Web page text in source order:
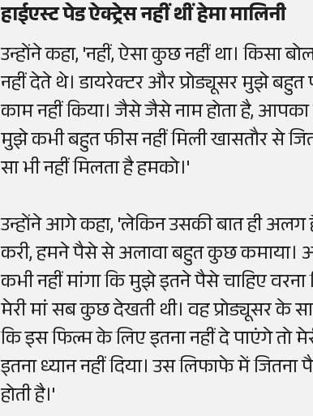
हाईएस्ट पेड ऐक्ट्रेस नहीं थीं हेमा मालिनी
उन्होंने कहा, 'नहीं, ऐसा कुछ नहीं था। किसा
नहीं देते थे। डायरेक्टर और प्रोड्यूसर मुझे
काम नहीं किया। जैसे जैसे नाम होता है, आपका
मुझे कभी बहुत फीस नहीं मिली खासतौर से
सा भी नहीं मिलता है हमको।'
उन्होंने आगे कहा, 'लेकिन उसकी बात ही अलग
करी, हमने पैसे से अलावा बहुत कुछ कमाया।
कभी नहीं मांगा कि मुझे इतने पैसे चाहिए
मेरी मां सब कुछ देखती थी। वह प्रोड्यूसर के
कि इस फिल्म के लिए इतना नहीं दे पाएंगे तो
इतना ध्यान नहीं दिया। उस लिफाफे में
होती है।'